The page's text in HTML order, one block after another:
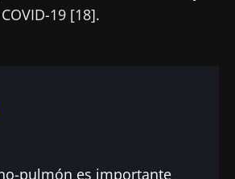
19 [18].
pulmón es importante